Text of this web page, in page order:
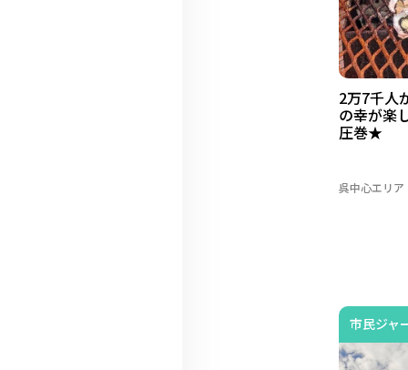
2万7千人
の幸が楽
圧巻★
呉中心エリア
市民ジャ